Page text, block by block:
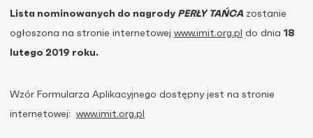
Lista nominowanych do nagrody PERŁY TAŃCA zostanie
ogłoszona na stronie internetowej www.imit.org.pl do dnia 18
lutego 2019 roku.
Wzór Formularza Aplikacyjnego dostępny jest na stronie
internetowej:
www.imit.org.pl